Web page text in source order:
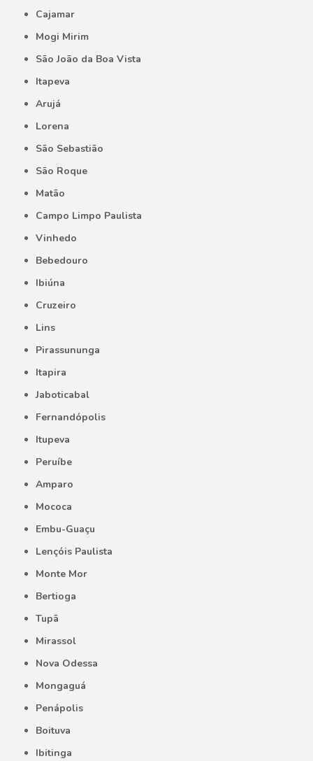
Cajamar
Mogi Mirim
São João da Boa Vista
Itapeva
Arujá
Lorena
São Sebastião
São Roque
Matão
Campo Limpo Paulista
Vinhedo
Bebedouro
Ibiúna
Cruzeiro
Lins
Pirassununga
Itapira
Jaboticabal
Fernandópolis
Itupeva
Peruíbe
Amparo
Mococa
Embu-Guaçu
Lençóis Paulista
Monte Mor
Bertioga
Tupã
Mirassol
Nova Odessa
Mongaguá
Penápolis
Boituva
Ibitinga